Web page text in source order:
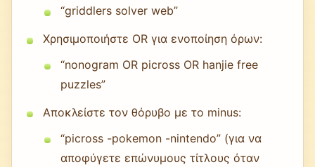
“griddlers solver web”
Χρησιμοποιήστε OR για ενοποίηση όρων:
“nonogram OR picross OR hanjie free
puzzles”
Αποκλείστε τον θόρυβο με το minus:
“picross -pokemon -nintendo” (για να
αποφύγετε επώνυμους τίτλους όταν